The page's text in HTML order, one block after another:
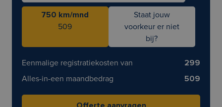
750 km/mnd
509
Staat jouw
voorkeur er niet
bij?
Eenmalige registratiekosten van
299
Alles-in-een maandbedrag
509